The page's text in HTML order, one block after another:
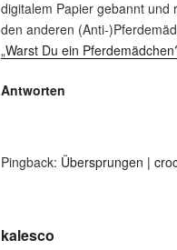
digitalem Papier gebannt und
den anderen (Anti-
„Warst Du ein
Antworten
Pingback: Übersprungen |
kalesco